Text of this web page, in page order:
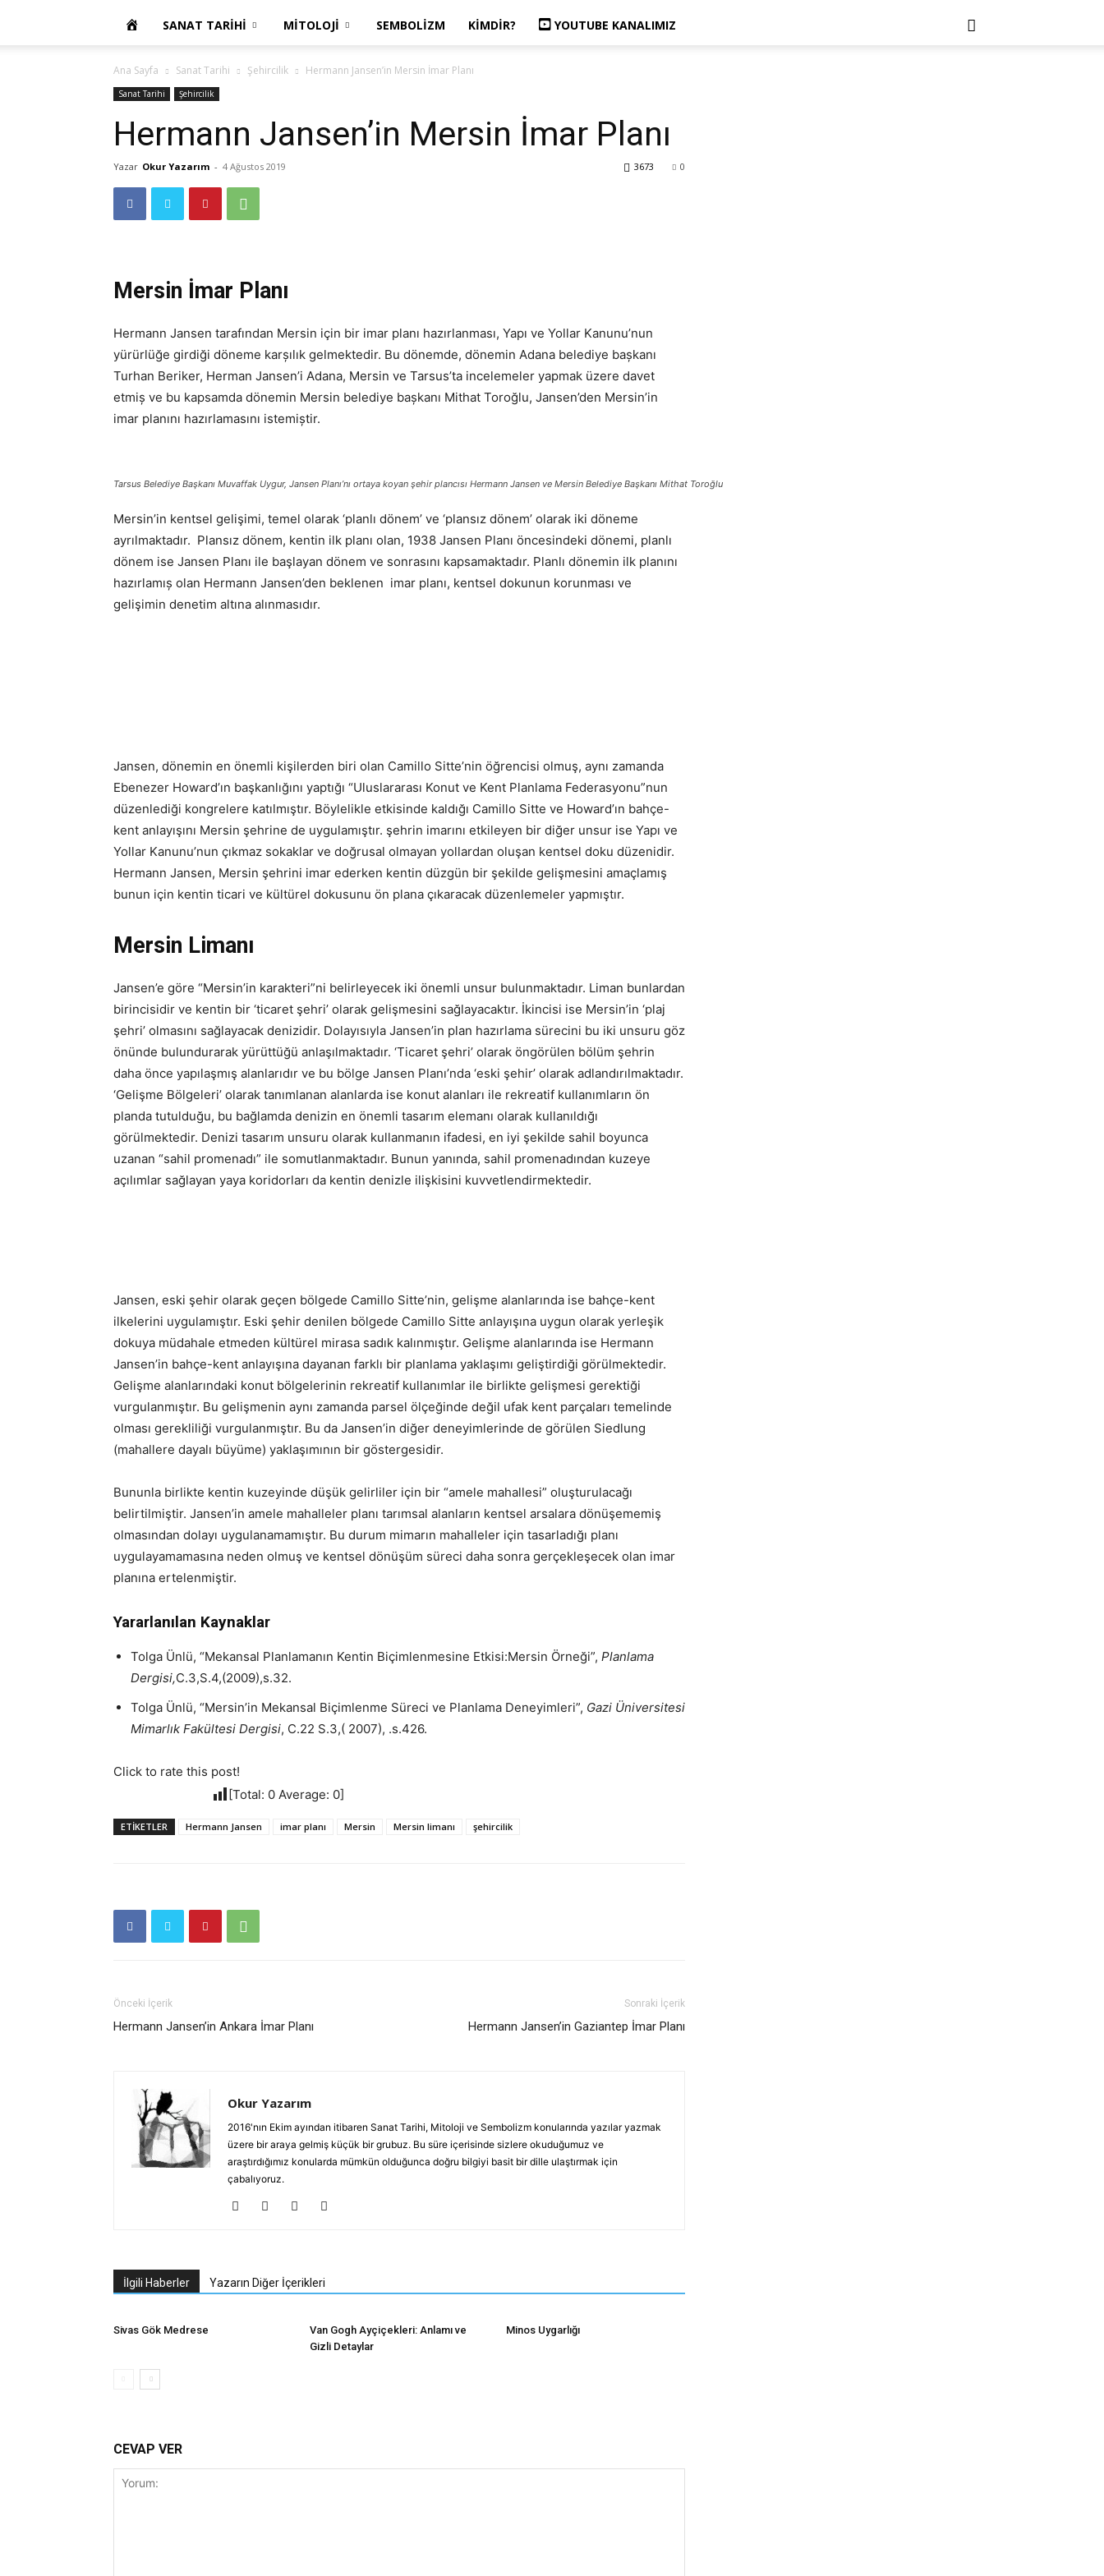
OKUR
YAZARIM
SANAT TARIHI MITOLOJI SEMBOLIZM KIMDIR? YOUTUBE KANALIMIZ
Ana Sayfa Sanat Tarihi Şehircilik Hermann Jansen’in Mersin İmar Planı
Sanat Tarihi Şehircilik
Hermann Jansen’in Mersin İmar Planı
Yazar Okur Yazarım - 4 Ağustos 2019 0
3673
Mersin İmar Planı
Hermann Jansen tarafından Mersin için bir imar planı hazırlanması, Yapı ve Yollar Kanunu’nun
yürürlüğe girdiği döneme karșılık gelmektedir. Bu dönemde, dönemin Adana belediye bașkanı
Turhan Beriker, Herman Jansen’i Adana, Mersin ve Tarsus’ta incelemeler yapmak üzere davet
etmiș ve bu kapsamda dönemin Mersin belediye bașkanı Mithat Toroğlu, Jansen’den Mersin’in
imar planını hazırlamasını istemiștir.
Tarsus Belediye Başkanı Muvaffak Uygur, Jansen Planı’nı ortaya koyan şehir plancısı Hermann Jansen ve Mersin Belediye Başkanı Mithat Toroğlu
Mersin’in kentsel gelişimi, temel olarak ‘planlı dönem’ ve ‘plansız dönem’ olarak iki döneme
ayrılmaktadır. Plansız dönem, kentin ilk planı olan, 1938 Jansen Planı öncesindeki dönemi, planlı
dönem ise Jansen Planı ile başlayan dönem ve sonrasını kapsamaktadır. Planlı dönemin ilk planını
hazırlamıș olan Hermann Jansen’den beklenen imar planı, kentsel dokunun korunması ve
gelişimin denetim altına alınmasıdır.
Jansen, dönemin en önemli kişilerden biri olan Camillo Sitte’nin öğrencisi olmuş, aynı zamanda
Ebenezer Howard’ın başkanlığını yaptığı “Uluslararası Konut ve Kent Planlama Federasyonu”nun
düzenlediği kongrelere katılmıştır. Böylelikle etkisinde kaldığı Camillo Sitte ve Howard’ın bahçe-
kent anlayışını Mersin şehrine de uygulamıştır. şehrin imarını etkileyen bir diğer unsur ise Yapı ve
Yollar Kanunu’nun çıkmaz sokaklar ve doğrusal olmayan yollardan oluşan kentsel doku düzenidir.
Hermann Jansen, Mersin şehrini imar ederken kentin düzgün bir şekilde gelişmesini amaçlamış
bunun için kentin ticari ve kültürel dokusunu ön plana çıkaracak düzenlemeler yapmıştır.
Mersin Limanı
Jansen’e göre “Mersin’in karakteri”ni belirleyecek iki önemli unsur bulunmaktadır. Liman bunlardan
birincisidir ve kentin bir ‘ticaret şehri’ olarak gelişmesini sağlayacaktır. İkincisi ise Mersin’in ‘plaj
şehri’ olmasını sağlayacak denizidir. Dolayısıyla Jansen’in plan hazırlama sürecini bu iki unsuru göz
önünde bulundurarak yürüttüğü anlaşılmaktadır. ‘Ticaret şehri’ olarak öngörülen bölüm şehrin
daha önce yapılaşmış alanlarıdır ve bu bölge Jansen Planı’nda ‘eski şehir’ olarak adlandırılmaktadır.
‘Gelişme Bölgeleri’ olarak tanımlanan alanlarda ise konut alanları ile rekreatif kullanımların ön
planda tutulduğu, bu bağlamda denizin en önemli tasarım elemanı olarak kullanıldığı
görülmektedir. Denizi tasarım unsuru olarak kullanmanın ifadesi, en iyi şekilde sahil boyunca
uzanan “sahil promenadı” ile somutlanmaktadır. Bunun yanında, sahil promenadından kuzeye
açılımlar sağlayan yaya koridorları da kentin denizle ilişkisini kuvvetlendirmektedir.
Jansen, eski şehir olarak geçen bölgede Camillo Sitte’nin, gelişme alanlarında ise bahçe-kent
ilkelerini uygulamıştır. Eski şehir denilen bölgede Camillo Sitte anlayışına uygun olarak yerleşik
dokuya müdahale etmeden kültürel mirasa sadık kalınmıştır. Gelişme alanlarında ise Hermann
Jansen’in bahçe-kent anlayışına dayanan farklı bir planlama yaklaşımı geliştirdiği görülmektedir.
Gelişme alanlarındaki konut bölgelerinin rekreatif kullanımlar ile birlikte gelişmesi gerektiği
vurgulanmıştır. Bu gelişmenin aynı zamanda parsel ölçeğinde değil ufak kent parçaları temelinde
olması gerekliliği vurgulanmıştır. Bu da Jansen’in diğer deneyimlerinde de görülen Siedlung
(mahallere dayalı büyüme) yaklaşımının bir göstergesidir.
Bununla birlikte kentin kuzeyinde düşük gelirliler için bir “amele mahallesi” oluşturulacağı
belirtilmiştir. Jansen’in amele mahalleler planı tarımsal alanların kentsel arsalara dönüşememiş
olmasından dolayı uygulanamamıştır. Bu durum mimarın mahalleler için tasarladığı planı
uygulayamamasına neden olmuş ve kentsel dönüşüm süreci daha sonra gerçekleşecek olan imar
planına ertelenmiştir.
Yararlanılan Kaynaklar
Tolga Ünlü, “Mekansal Planlamanın Kentin Biçimlenmesine Etkisi:Mersin Örneği”, Planlama
Dergisi,C.3,S.4,(2009),s.32.
Tolga Ünlü, “Mersin’in Mekansal Biçimlenme Süreci ve Planlama Deneyimleri”, Gazi Üniversitesi
Mimarlık Fakültesi Dergisi, C.22 S.3,( 2007), .s.426.
Click to rate this post!
[Total: 0 Average: 0]
ETIKETLER Hermann Jansen imar planı Mersin Mersin limanı şehircilik
Önceki İçerik
Hermann Jansen’in Ankara İmar Planı
Sonraki İçerik
Hermann Jansen’in Gaziantep İmar Planı
Okur Yazarım
2016'nın Ekim ayından itibaren Sanat Tarihi, Mitoloji ve Sembolizm konularında yazılar yazmak
üzere bir araya gelmiş küçük bir grubuz. Bu süre içerisinde sizlere okuduğumuz ve
araştırdığımız konularda mümkün olduğunca doğru bilgiyi basit bir dille ulaştırmak için
çabalıyoruz.
İlgili Haberler Yazarın Diğer İçerikleri
Sivas Gök Medrese
Van Gogh Ayçiçekleri: Anlamı ve
Gizli Detaylar
Minos Uygarlığı
CEVAP VER